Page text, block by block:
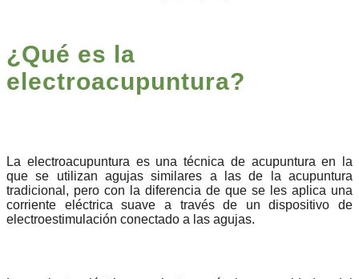
¿Qué es la
electroacupuntura?
La electroacupuntura es una técnica de acupuntura en la
que se utilizan agujas similares a las de la acupuntura
tradicional, pero con la diferencia de que se les aplica una
corriente eléctrica suave a través de un dispositivo de
electroestimulación conectado a las agujas.